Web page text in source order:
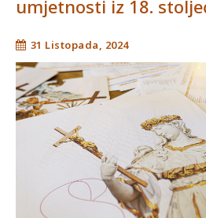
umjetnosti iz 18.
31 Listopada, 2024